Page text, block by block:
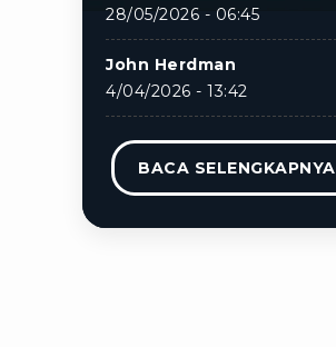
28/05/2026 - 06:45
John Herdman
4/04/2026 - 13:42
BACA SELENGKAPNYA